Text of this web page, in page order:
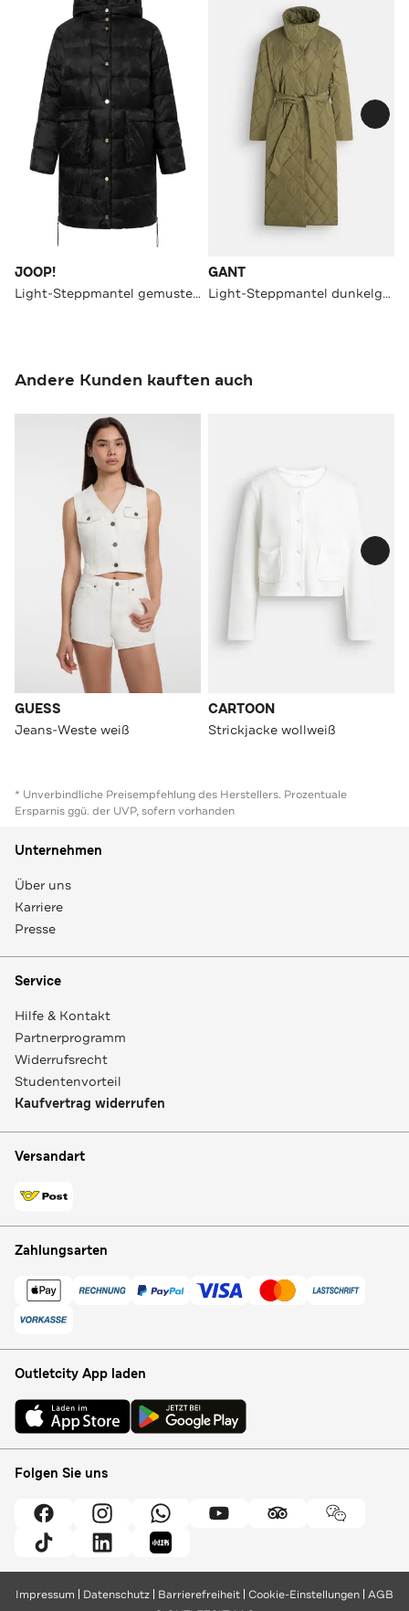
JOOP!
Light-Steppmantel gemustert
GANT
Light-Steppmantel dunkelgrün
Andere Kunden kauften auch
GUESS
Jeans-Weste weiß
CARTOON
Strickjacke wollweiß
* Unverbindliche Preisempfehlung des Herstellers. Prozentuale
Ersparnis ggü. der UVP, sofern vorhanden
Unternehmen
Über uns
Karriere
Presse
Service
Hilfe & Kontakt
Partnerprogramm
Widerrufsrecht
Studentenvorteil
Kaufvertrag widerrufen
Versandart
Zahlungsarten
Outletcity App laden
Folgen Sie uns
Impressum Datenschutz Barrierefreiheit Cookie-Einstellungen AGB